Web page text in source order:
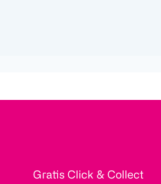
Gratis Click & Collect